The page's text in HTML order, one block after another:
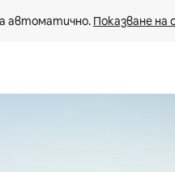
автоматично. Показване на